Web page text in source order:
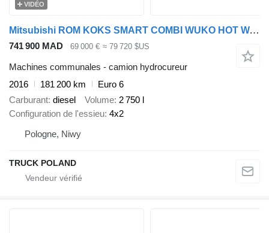
VIDÉO
Mitsubishi ROM KOKS SMART COMBI WUKO HOT WATER FOR CLEANING SEWAGE EURO 6
741 900 MAD 69 000 € ≈ 79 720 $US
Machines communales - camion hydrocureur
2016
181 200 km
Euro 6
Carburant diesel Volume 2 750 l
Configuration de l'essieu 4x2
Pologne, Niwy
TRUCK POLAND